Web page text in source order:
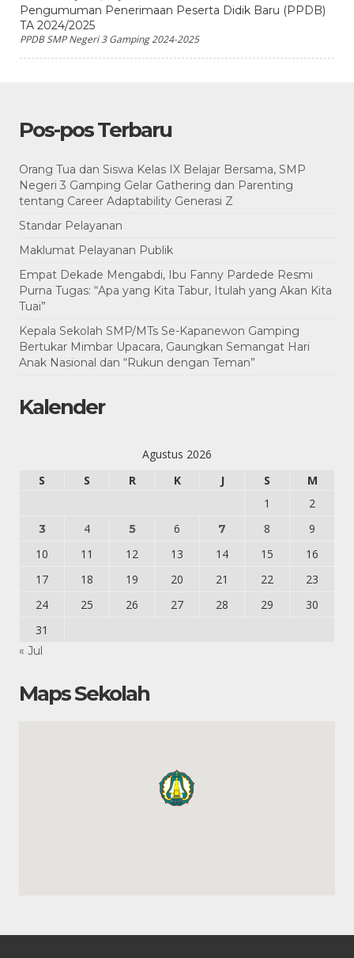
Pengumuman Penerimaan Peserta Didik Baru (PPDB)
TA 2024/2025
PPDB SMP Negeri 3 Gamping 2024-2025
Pos-pos Terbaru
Orang Tua dan Siswa Kelas IX Belajar Bersama, SMP
Negeri 3 Gamping Gelar Gathering dan Parenting
tentang Career Adaptability Generasi Z
Standar Pelayanan
Maklumat Pelayanan Publik
Empat Dekade Mengabdi, Ibu Fanny Pardede Resmi
Purna Tugas: “Apa yang Kita Tabur, Itulah yang Akan Kita
Tuai”
Kepala Sekolah SMP/MTs Se-Kapanewon Gamping
Bertukar Mimbar Upacara, Gaungkan Semangat Hari
Anak Nasional dan “Rukun dengan Teman”
Kalender
Agustus 2026
S
S R K J S
M
1
2
3 4 5 6 7 8
9
10
11 12 13 14 15
16
17
18 19 20 21 22
23
24
25 26 27 28 29
30
31
« Jul
Maps Sekolah